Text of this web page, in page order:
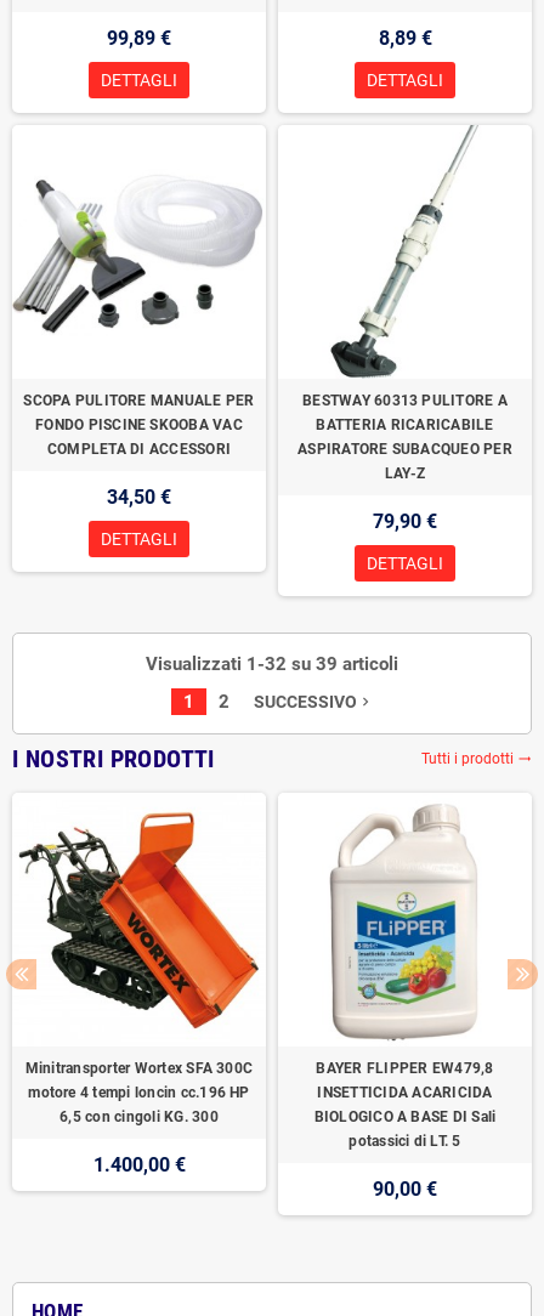
HOME
99,89 €
DETTAGLI
8,89 €
DETTAGLI
SCOPA PULITORE MANUALE PER
FONDO PISCINE SKOOBA VAC
COMPLETA DI ACCESSORI
34,50 €
DETTAGLI
BESTWAY 60313 PULITORE A
BATTERIA RICARICABILE
ASPIRATORE SUBACQUEO PER
LAY-Z
79,90 €
DETTAGLI
Visualizzati 1-32 su 39 articoli
1
2 SUCCESSIVO navigate_next
I NOSTRI PRODOTTI Tutti i prodotti trending_flat
Minitransporter Wortex SFA 300C
motore 4 tempi loncin cc.196 HP
6,5 con cingoli KG. 300
1.400,00 €
BAYER FLIPPER EW479,8
INSETTICIDA ACARICIDA
BIOLOGICO A BASE DI Sali
potassici di LT. 5
90,00 €